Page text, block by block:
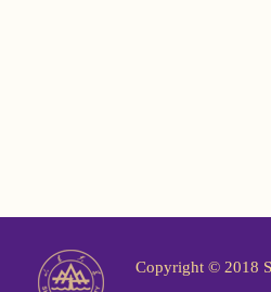
Copyright © 2018